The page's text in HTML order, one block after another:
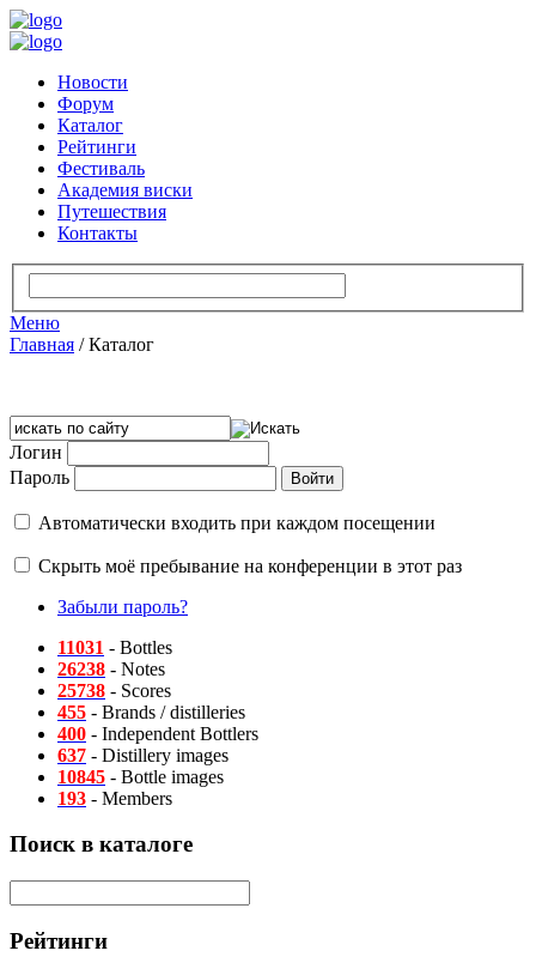
Новости
Форум
Каталог
Рейтинги
Фестиваль
Академия виски
Путешествия
Контакты
Меню
Главная /Каталог
Логин
Пароль
Автоматически входить при каждом посещении
Скрыть моё пребывание на конференции в этот раз
Забыли пароль?
11031 - Bottles
26238 - Notes
25738 - Scores
455 - Brands / distilleries
400 - Independent Bottlers
637 - Distillery images
10845 - Bottle images
193 - Members
Поиск в каталоге
Рейтинги